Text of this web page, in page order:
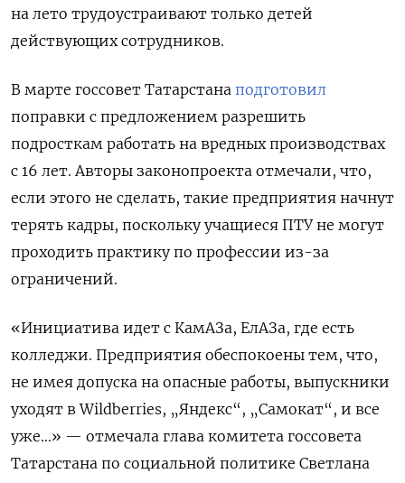
на лето трудоустраивают только детей
действующих сотрудников.
В марте госсовет Татарстана подготовил
поправки с предложением разрешить
подросткам работать на вредных производствах
с 16 лет. Авторы законопроекта отмечали, что,
если этого не сделать, такие предприятия начнут
терять кадры, поскольку учащиеся ПТУ не могут
проходить практику по профессии из-за
ограничений.
«Инициатива идет с КамАЗа, ЕлАЗа, где есть
колледжи. Предприятия обеспокоены тем, что,
не имея допуска на опасные работы, выпускники
уходят в Wildberries, „Яндекс“, „Самокат“, и все
уже…» — отмечала глава комитета госсовета
Татарстана по социальной политике Светлана